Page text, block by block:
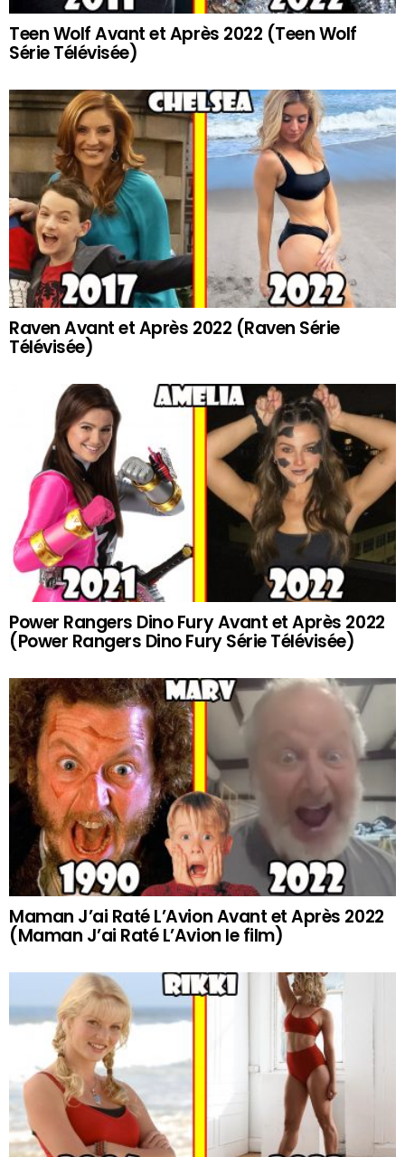
Teen Wolf Avant et Après 2022 (Teen Wolf
Série Télévisée)
Raven Avant et Après 2022 (Raven Série
Télévisée)
Power Rangers Dino Fury Avant et Après 2022
(Power Rangers Dino Fury Série Télévisée)
Maman J’ai Raté L’Avion Avant et Après 2022
(Maman J’ai Raté L’Avion le film)